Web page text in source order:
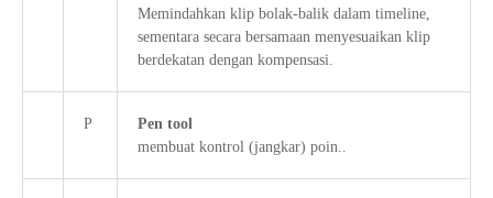
Memindahkan klip bolak-balik dalam timeline,
sementara secara bersamaan menyesuaikan klip
berdekatan dengan kompensasi.
P
Pen tool
membuat kontrol (jangkar) poin..